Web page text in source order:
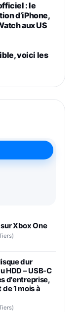
: le
d’iPhone,
aux US
voici les
Xbox One
dur
HDD – USB-C
d'entreprise,
1 mois à